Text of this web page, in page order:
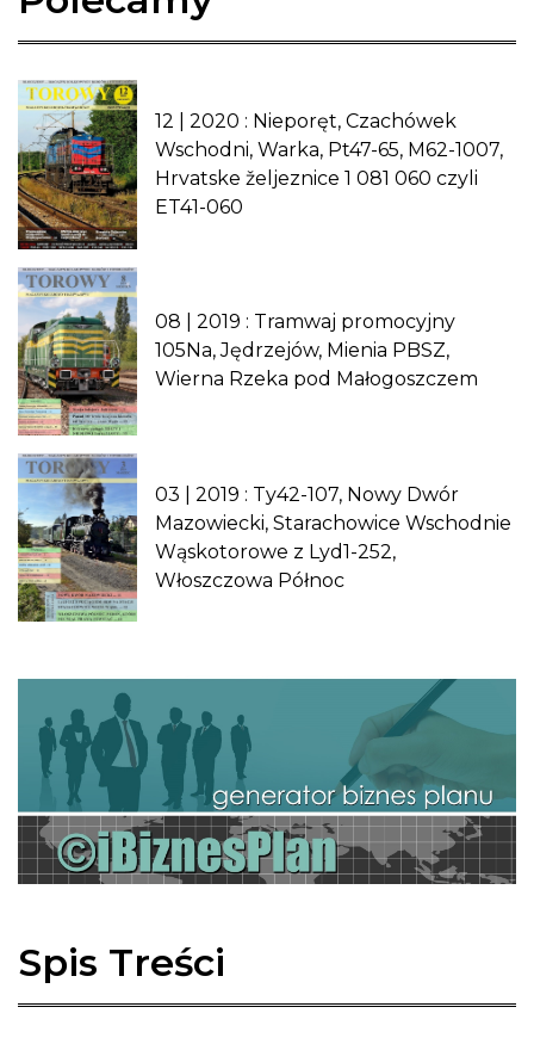
12 | 2020 : Nieporęt, Czachówek
Wschodni, Warka, Pt47-65, M62-1007,
Hrvatske željeznice 1 081 060 czyli
ET41-060
08 | 2019 : Tramwaj promocyjny
105Na, Jędrzejów, Mienia PBSZ,
Wierna Rzeka pod Małogoszczem
03 | 2019 : Ty42-107, Nowy Dwór
Mazowiecki, Starachowice Wschodnie
Wąskotorowe z Lyd1-252,
Włoszczowa Północ
Spis Treści